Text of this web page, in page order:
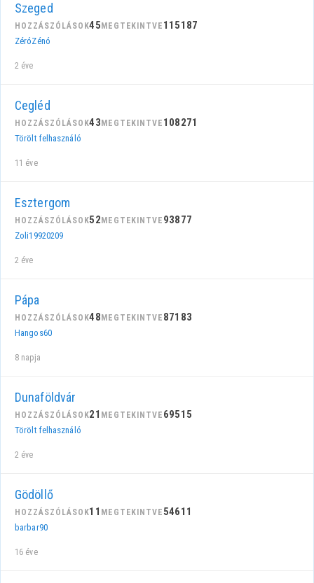
Szeged
HOZZÁSZÓLÁSOK45 MEGTEKINTVE 115187
ZéróZénó
2 éve
Cegléd
HOZZÁSZÓLÁSOK43 MEGTEKINTVE 108271
Törölt felhasználó
11 éve
Esztergom
HOZZÁSZÓLÁSOK52 MEGTEKINTVE 93877
Zoli19920209
2 éve
Pápa
HOZZÁSZÓLÁSOK48 MEGTEKINTVE 87183
Hangos60
8 napja
Dunaföldvár
HOZZÁSZÓLÁSOK21 MEGTEKINTVE 69515
Törölt felhasználó
2 éve
Gödöllő
HOZZÁSZÓLÁSOK11 MEGTEKINTVE 54611
barbar90
16 éve